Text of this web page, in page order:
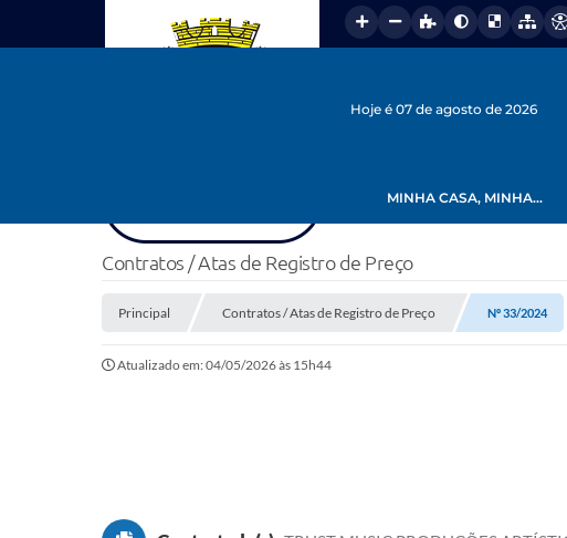
Hoje é 07 de agosto de 2026
MINHA CASA, MINHA...
Contratos / Atas de Registro de Preço
Principal Contratos / Atas de Registro de Preço Nº 33/2024
Atualizado em: 04/05/2026 às 15h44